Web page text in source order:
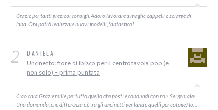
Grazie per tanti preziosi consigli. Adoro lavorare a maglia cappelli e sciarpe di
lana. Ora potrò realizzare nuovi modelli, fantastico!
2 DANIELA
Uncinetto: fiore di ibisco per il centrotavola pop (e
non solo) – prima puntata
Ciao cara Grazie mille per tutto quello che posti e condividi con noi! Sei geniale!
Una domanda: che differenza c’è tra gli uncinetti per lana e quelli per cotone? Io…